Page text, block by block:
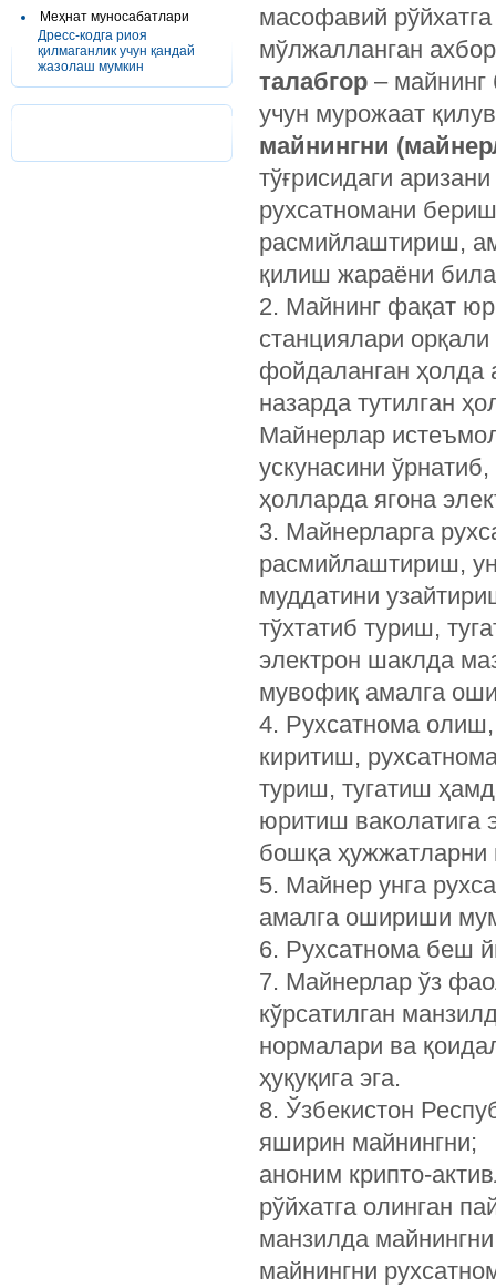
Меҳнат муносабатлари
Дресс-кодга риоя
қилмаганлик учун қандай
жазолаш мумкин
масофавий
мўлжалланган
талабгор –
учун мурожаат
майнингни
тўғрисидаги
рухсатномани
расмийлаштириш,
қилиш жараёни
2. Майнинг фақат
станциялари
фойдаланган ҳолда
назарда тутилган
Майнерлар
ускунасини
ҳолларда ягона
3. Майнерларга
расмийлаштириш,
муддатини
тўхтатиб туриш,
электрон шаклда
мувофиқ амалга
4. Рухсатнома
киритиш,
туриш, тугатиш
юритиш ваколатига
бошқа ҳужжатларни
5. Майнер унга
амалга ошириши
6. Рухсатнома беш
7. Майнерлар ўз
кўрсатилган
нормалари ва
ҳуқуқига эга.
8. Ўзбекистон
яширин майнингни;
аноним крипто-
рўйхатга олинган
манзилда
майнингни